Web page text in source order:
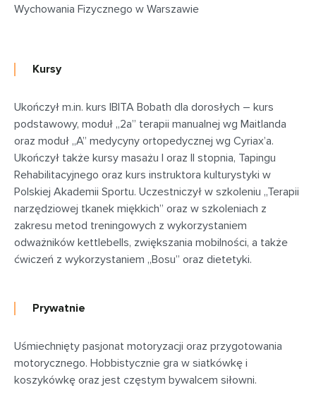
Wychowania Fizycznego w Warszawie
Kursy
Ukończył m.in. kurs IBITA Bobath dla dorosłych – kurs
podstawowy, moduł „2a” terapii manualnej wg Maitlanda
oraz moduł „A” medycyny ortopedycznej wg Cyriax’a.
Ukończył także kursy masażu I oraz II stopnia, Tapingu
Rehabilitacyjnego oraz kurs instruktora kulturystyki w
Polskiej Akademii Sportu. Uczestniczył w szkoleniu „Terapii
narzędziowej tkanek miękkich” oraz w szkoleniach z
zakresu metod treningowych z wykorzystaniem
odważników kettlebells, zwiększania mobilności, a także
ćwiczeń z wykorzystaniem „Bosu” oraz dietetyki.
Prywatnie
Uśmiechnięty pasjonat motoryzacji oraz przygotowania
motorycznego. Hobbistycznie gra w siatkówkę i
koszykówkę oraz jest częstym bywalcem siłowni.